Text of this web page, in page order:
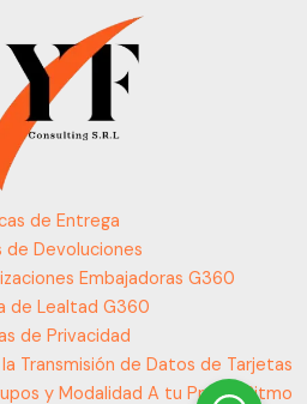
de Entrega
de Devoluciones
Embajadoras G360
de Lealtad G360
de Privacidad
Transmisión de Datos de Tarjetas
y Modalidad A tu Propio Ritmo